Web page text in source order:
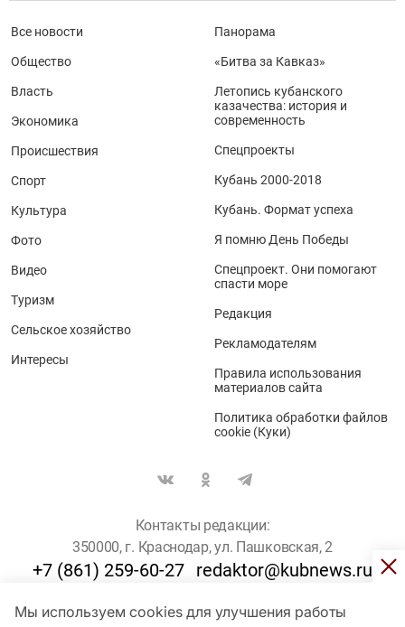
Мы используем cookies для улучшения работы
Все новости
Общество
Власть
Экономика
Происшествия
Спорт
Культура
Фото
Видео
Туризм
Сельское хозяйство
Интересы
Панорама
«Битва за Кавказ»
Летопись кубанского
казачества: история и
современность
Спецпроекты
Кубань 2000-2018
Кубань. Формат успеха
Я помню День Победы
Спецпроект. Они помогают
спасти море
Редакция
Рекламодателям
Правила использования
материалов сайта
Политика обработки файлов
cookie (Куки)
Контакты редакции:
350000, г. Краснодар, ул. Пашковская, 2
+7 (861) 259-60-27 redaktor@kubnews.ru
Для пользователей старше 16 лет